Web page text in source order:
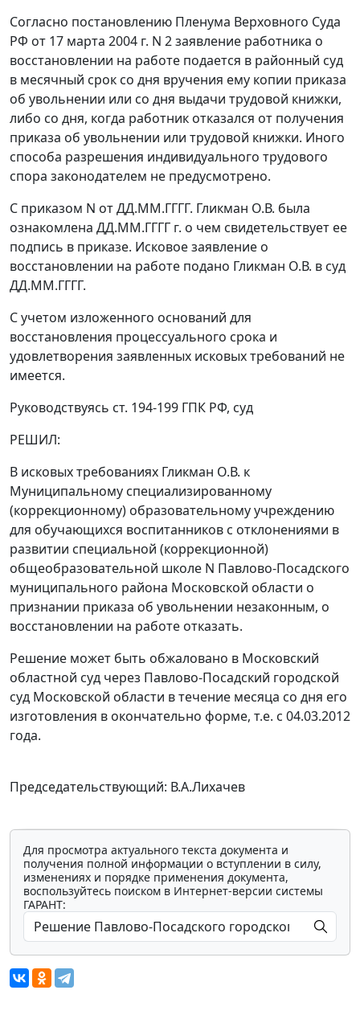
Согласно постановлению Пленума Верховного Суда
РФ от 17 марта 2004 г. N 2 заявление работника о
восстановлении на работе подается в районный суд
в месячный срок со дня вручения ему копии приказа
об увольнении или со дня выдачи трудовой книжки,
либо со дня, когда работник отказался от получения
приказа об увольнении или трудовой книжки. Иного
способа разрешения индивидуального трудового
спора законодателем не предусмотрено.
С приказом N от ДД.ММ.ГГГГ. Гликман О.В. была
ознакомлена ДД.ММ.ГГГГ г. о чем свидетельствует ее
подпись в приказе. Исковое заявление о
восстановлении на работе подано Гликман О.В. в суд
ДД.ММ.ГГГГ.
С учетом изложенного оснований для
восстановления процессуального срока и
удовлетворения заявленных исковых требований не
имеется.
Руководствуясь ст. 194-199 ГПК РФ, суд
РЕШИЛ:
В исковых требованиях Гликман О.В. к
Муниципальному специализированному
(коррекционному) образовательному учреждению
для обучающихся воспитанников с отклонениями в
развитии специальной (коррекционной)
общеобразовательной школе N Павлово-Посадского
муниципального района Московской области о
признании приказа об увольнении незаконным, о
восстановлении на работе отказать.
Решение может быть обжаловано в Московский
областной суд через Павлово-Посадский городской
суд Московской области в течение месяца со дня его
изготовления в окончательно форме, т.е. с 04.03.2012
года.
Председательствующий: В.А.Лихачев
Для просмотра актуального текста документа и
получения полной информации о вступлении в силу,
изменениях и порядке применения документа,
воспользуйтесь поиском в Интернет-версии системы
ГАРАНТ: